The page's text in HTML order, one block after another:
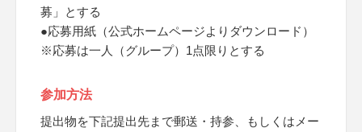
募」とする
●応募用紙（公式ホームページよりダウンロード）
※応募は一人（グループ）1点限りとする
参加方法
提出物を下記提出先まで郵送・持参、もしくはメー